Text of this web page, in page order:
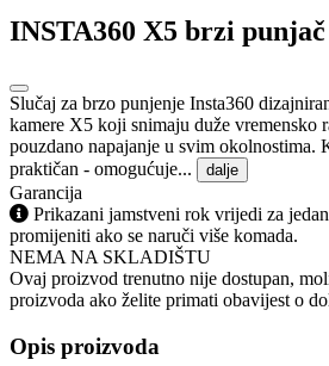
INSTA360 X5 brzi punjač
Slučaj za brzo punjenje Insta360
kamere X5 koji snimaju duže vremensko
pouzdano napajanje u svim okolnostima.
praktičan - omogućuje...
dalje
Garancija
Prikazani jamstveni rok vrijedi za
promijeniti ako se naruči više komada.
NEMA NA SKLADIŠTU
Ovaj proizvod trenutno nije dostupan,
proizvoda ako želite primati obavijest o
Opis proizvoda